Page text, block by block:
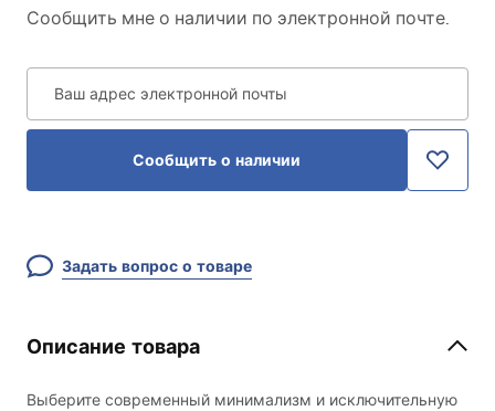
Сообщить мне о наличии по электронной почте.
Ваш адрес электронной почты
Сообщить о наличии
Задать вопрос о товаре
Описание товара
Выберите современный минимализм и исключительную